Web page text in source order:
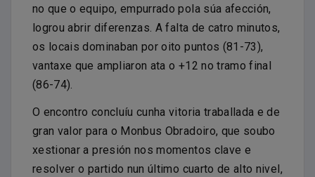
no que o equipo, empurrado pola súa afección,
logrou abrir diferenzas. A falta de catro minutos,
os locais dominaban por oito puntos (81-73),
vantaxe que ampliaron ata o +12 no tramo final
(86-74).
O encontro concluíu cunha vitoria traballada e de
gran valor para o Monbus Obradoiro, que soubo
xestionar a presión nos momentos clave e
resolver o partido nun último cuarto de alto nivel,